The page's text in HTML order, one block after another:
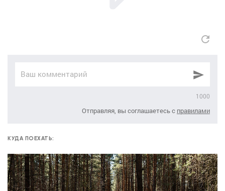
1000
Отправляя, вы соглашаетесь с правилами
КУДА ПОЕХАТЬ: